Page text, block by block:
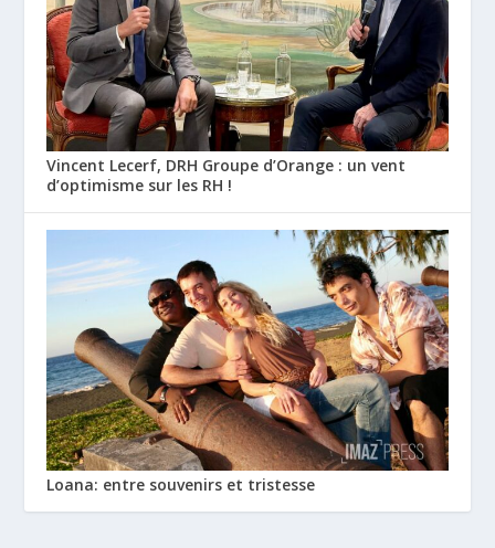
Vincent Lecerf, DRH Groupe d’Orange : un vent
d’optimisme sur les RH !
Loana: entre souvenirs et tristesse